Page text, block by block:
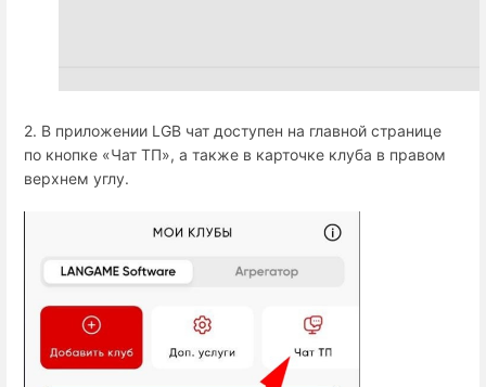
2. В приложении LGB чат доступен на главной странице
по кнопке «Чат ТП», а также в карточке клуба в правом
верхнем углу.